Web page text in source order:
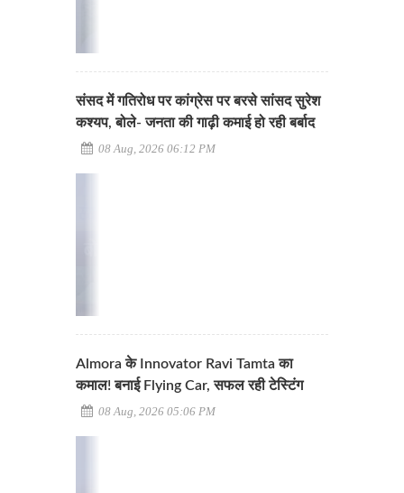
संसद में गतिरोध पर कांग्रेस पर बरसे सांसद सुरेश
कश्यप, बोले- जनता की गाढ़ी कमाई हो रही बर्बाद
08 Aug, 2026 06:12 PM
Almora के Innovator Ravi Tamta का
कमाल! बनाई Flying Car, सफल रही टेस्टिंग
08 Aug, 2026 05:06 PM